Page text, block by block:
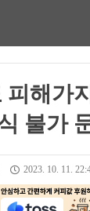
해가
불가
2023. 10. 11.